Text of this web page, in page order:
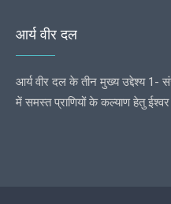
आर्य वीर दल
आर्य वीर दल के तीन मुख्य उद्देश्य 1-
में समस्त प्राणियों के कल्याण हेतु ईश्वर